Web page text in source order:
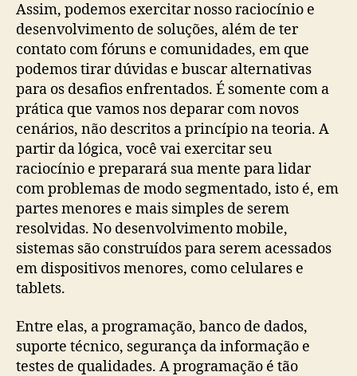
Assim, podemos exercitar nosso raciocínio e
desenvolvimento de soluções, além de ter
contato com fóruns e comunidades, em que
podemos tirar dúvidas e buscar alternativas
para os desafios enfrentados. É somente com a
prática que vamos nos deparar com novos
cenários, não descritos a princípio na teoria. A
partir da lógica, você vai exercitar seu
raciocínio e preparará sua mente para lidar
com problemas de modo segmentado, isto é, em
partes menores e mais simples de serem
resolvidas. No desenvolvimento mobile,
sistemas são construídos para serem acessados
em dispositivos menores, como celulares e
tablets.
Entre elas, a programação, banco de dados,
suporte técnico, segurança da informação e
testes de qualidades. A programação é tão